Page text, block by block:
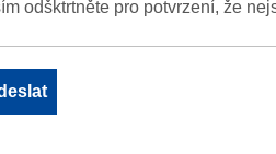
odšktrtněte pro potvrzení, že